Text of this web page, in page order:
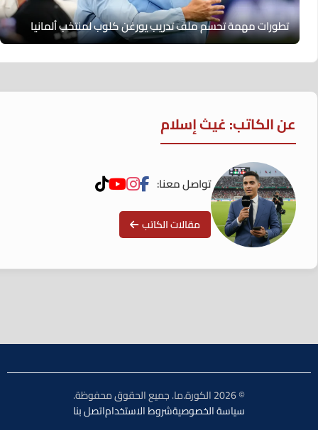
تطورات مهمة تحسم ملف تدريب يورغن كلوب لمنتخب ألمانيا
عن الكاتب: غيث إسلام
تواصل معنا:
مقالات الكاتب
سياسة الخصوصيةشروط الاستخداماتصل بنا